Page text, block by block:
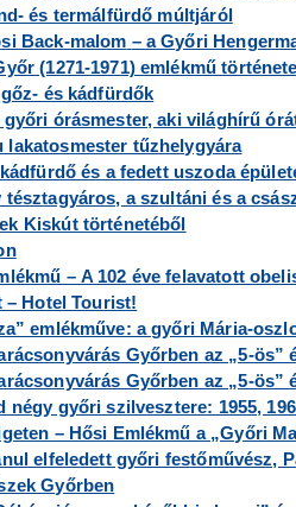
és termálfürdő múltjáról
Back-malom – a Győri
(1271-1971) emlékmű
és kádfürdők
győri órásmester, aki világhírű
lakatosmester tűzhelygyára
és a fedett uszoda
tésztagyáros, a szultáni és a
Kiskút történetéből
– A 102 éve felavatott
Hotel Tourist!
emlékműve: a győri Mária-
Győrben az „5-ös”
Győrben az „5-ös”
négy győri szilvesztere: 1955,
– Hősi Emlékmű a „Győri
elfeledett győri festőművész,
Győrben